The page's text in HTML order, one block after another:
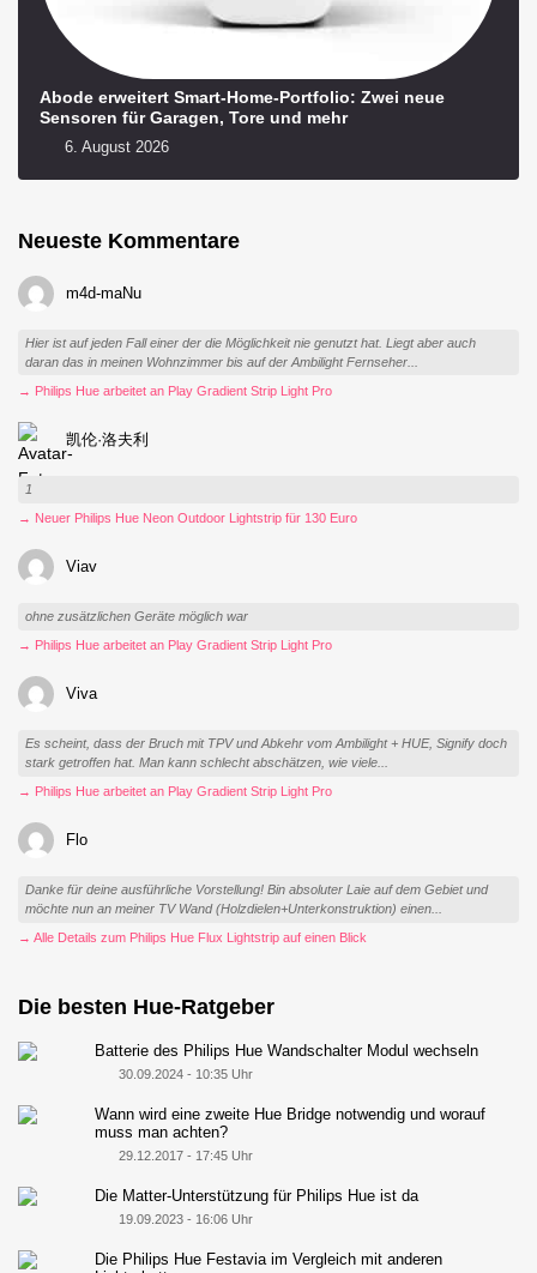
Abode erweitert Smart-Home-Portfolio: Zwei neue
Sensoren für Garagen, Tore und mehr
6. August 2026
Neueste Kommentare
m4d-maNu
Hier ist auf jeden Fall einer der die Möglichkeit nie genutzt hat. Liegt aber auch
daran das in meinen Wohnzimmer bis auf der Ambilight Fernseher...
→ Philips Hue arbeitet an Play Gradient Strip Light Pro
凯伦·洛夫利
1
→ Neuer Philips Hue Neon Outdoor Lightstrip für 130 Euro
Viav
ohne zusätzlichen Geräte möglich war
→ Philips Hue arbeitet an Play Gradient Strip Light Pro
Viva
Es scheint, dass der Bruch mit TPV und Abkehr vom Ambilight + HUE, Signify doch
stark getroffen hat. Man kann schlecht abschätzen, wie viele...
→ Philips Hue arbeitet an Play Gradient Strip Light Pro
Flo
Danke für deine ausführliche Vorstellung! Bin absoluter Laie auf dem Gebiet und
möchte nun an meiner TV Wand (Holzdielen+Unterkonstruktion) einen...
→ Alle Details zum Philips Hue Flux Lightstrip auf einen Blick
Die besten Hue-Ratgeber
Batterie des Philips Hue Wandschalter Modul wechseln
30.09.2024 - 10:35 Uhr
Wann wird eine zweite Hue Bridge notwendig und worauf
muss man achten?
29.12.2017 - 17:45 Uhr
Die Matter-Unterstützung für Philips Hue ist da
19.09.2023 - 16:06 Uhr
Die Philips Hue Festavia im Vergleich mit anderen